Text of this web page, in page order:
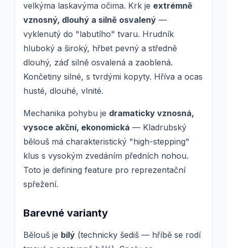
velkýma laskavýma očima. Krk je extrémně
vznosný, dlouhý a silně osvalený —
vyklenutý do "labutího" tvaru. Hrudník
hluboký a široký, hřbet pevný a středně
dlouhý, záď silně osvalená a zaoblená.
Končetiny silné, s tvrdými kopyty. Hříva a ocas
husté, dlouhé, vlnité.
Mechanika pohybu je dramaticky vznosná,
vysoce akční, ekonomická — Kladrubský
bělouš má charakteristický "high-stepping"
klus s vysokým zvedáním předních nohou.
Toto je defining feature pro reprezentační
spřežení.
Barevné varianty
Bělouš je bílý (technicky šediš — hříbě se rodí